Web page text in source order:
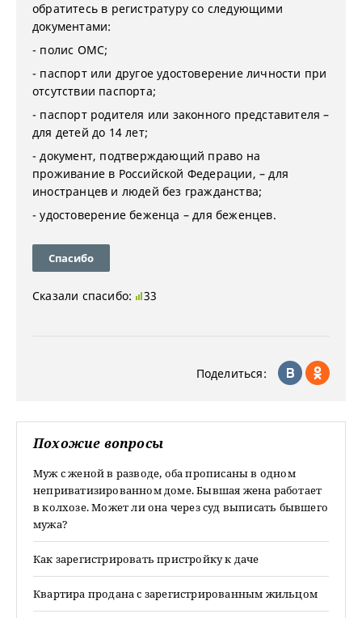
обратитесь в регистратуру со следующими
документами:
- полис ОМС;
- паспорт или другое удостоверение личности при
отсутствии паспорта;
- паспорт родителя или законного представителя –
для детей до 14 лет;
- документ, подтверждающий право на
проживание в Российской Федерации, – для
иностранцев и людей без гражданства;
- удостоверение беженца – для беженцев.
Спасибо
Сказали спасибо: 33
Поделиться:
Похожие вопросы
Муж с женой в разводе, оба прописаны в одном
неприватизированном доме. Бывшая жена работает
в колхозе. Может ли она через суд выписать бывшего
мужа?
Как зарегистрировать пристройку к даче
Квартира продана с зарегистрированным жильцом